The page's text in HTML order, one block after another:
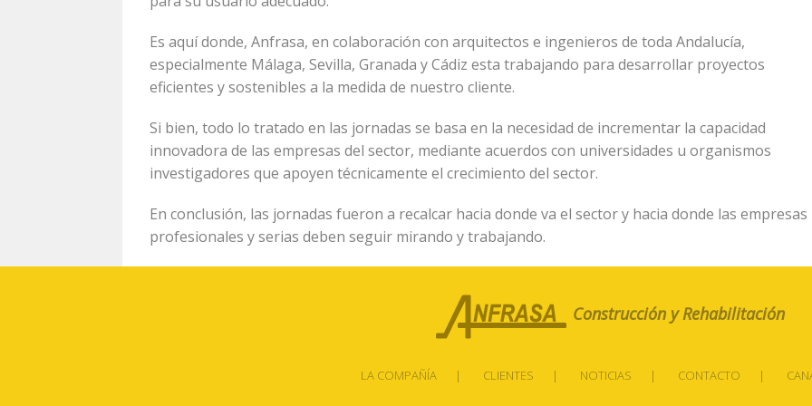
Es aquí donde, Anfrasa, en colaboración con arquitectos e ingenieros de toda Andalucía,
especialmente Málaga, Sevilla, Granada y Cádiz esta trabajando para desarrollar proyectos
eficientes y sostenibles a la medida de nuestro cliente.
Si bien, todo lo tratado en las jornadas se basa en la necesidad de incrementar la capacidad
innovadora de las empresas del sector, mediante acuerdos con universidades u organismos
investigadores que apoyen técnicamente el crecimiento del sector.
En conclusión, las jornadas fueron a recalcar hacia donde va el sector y hacia donde las empresas
profesionales y serias deben seguir mirando y trabajando.
Construcción y Rehabilitación
LA COMPAÑÍA CLIENTES NOTICIAS CONTACTO